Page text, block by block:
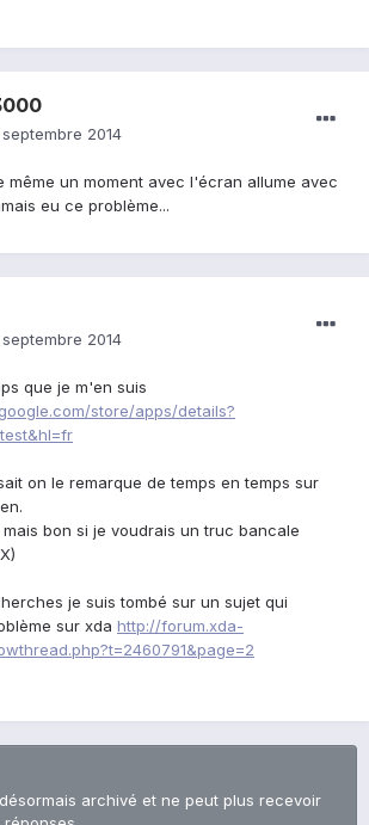
septembre 2014
même un moment avec l'écran allume avec
eu ce problème...
septembre 2014
que je m'en suis
store/apps/details?
on le remarque de temps en temps sur
bon si je voudrais un truc bancale
je suis tombé sur un sujet qui
sur xda http://forum.xda-
archivé et ne peut plus recevoir